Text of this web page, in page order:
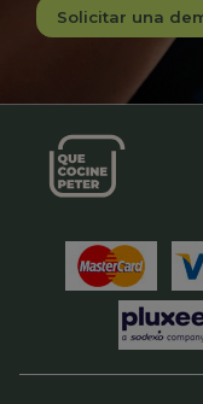
Solicitar una